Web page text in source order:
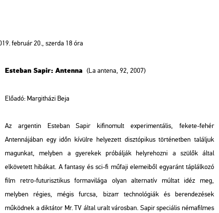
február 20., szerda 18 óra
Esteban Sapir: Antenna (La antena, 92, 2007)
Előadó: Margitházi Beja
Az argentin Esteban Sapir kifinomult experimentális, fekete-fehér
Antennájában egy időn kívülre helyezett disztópikus történetben találjuk
magunkat, melyben a gyerekek próbálják helyrehozni a szülők által
elkövetett hibákat. A fantasy és sci-fi műfaji elemeiből egyaránt táplálkozó
film retro-futurisztikus formavilága olyan alternatív múltat idéz meg,
melyben régies, mégis furcsa, bizarr technológiák és berendezések
működnek a diktátor Mr. TV által uralt városban. Sapir speciális némafilmes